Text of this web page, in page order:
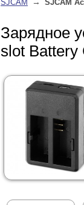
SJCAM
SJCAM
Зарядное
slot Battery